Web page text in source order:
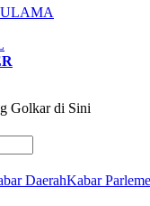
Golkar di Sini
DaerahKabar